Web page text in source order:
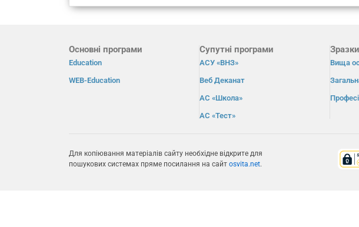
Основні програми
Education
WEB-Education
Супутні програми
АСУ «ВНЗ»
Веб Деканат
АС «Школа»
АС «Тест»
Вища
Для копіювання матеріалів сайту необхідне відкрите для
пошукових системах пряме посилання на сайт osvita.net.